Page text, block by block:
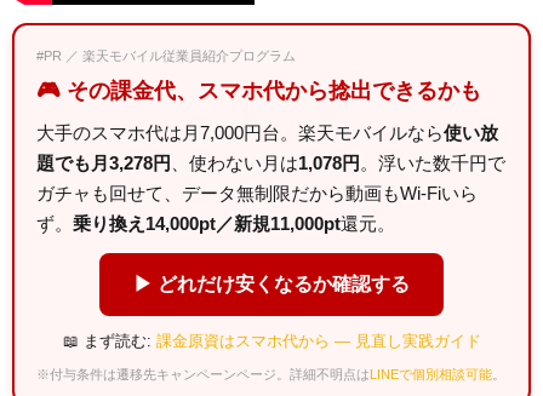
#PR ／ 楽天モバイル従業員紹介プログラム
🎮 その課金代、スマホ代から捻出できるかも
大手のスマホ代は月7,000円台。楽天モバイルなら使い放
題でも月3,278円
、使わない月は1,078円 。浮いた数千円で
ガチャも回せて、データ無制限だから動画もWi-Fiいら
ず。 乗り換え14,000pt／新規11,000pt還元。
▶ どれだけ安くなるか確認する
📖 まず読む: 課金原資はスマホ代から — 見直し実践ガイド
※付与条件は遷移先キャンペーンページ。詳細不明点はLINEで個別相談可能